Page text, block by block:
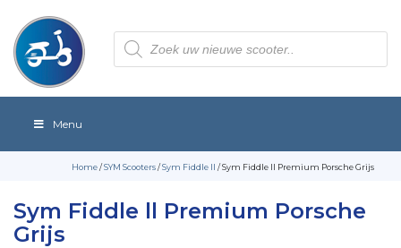
Producten
zoeken
Menu
Home/SYM Scooters/Sym Fiddle II / Sym Fiddle ll Premium Porsche Grijs
Sym Fiddle ll Premium Porsche
Grijs